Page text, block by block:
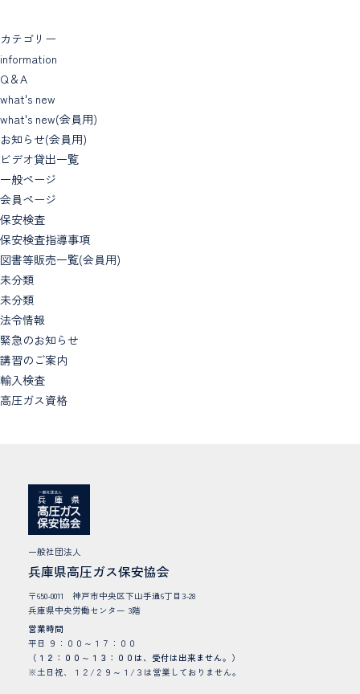
カテゴリー
information
Q＆A
what's new
what's new(会員用)
お知らせ(会員用)
ビデオ貸出一覧
一般ページ
会員ページ
保安検査
保安検査指導事項
図書等販売一覧(会員用)
未分類
未分類
法令情報
緊急のお知らせ
講習のご案内
輸入検査
高圧ガス資格
一般社団法人
兵庫県高圧ガス保安協会
〒650-0011 神戸市中央区下山手通6丁目3-28
兵庫県中央労働センター 3階
営業時間
平日 ９：００～１７：００
（１２：００～１３：００は、受付は出来ません。）
※土日祝、１２/２９～１/３は営業しておりません。